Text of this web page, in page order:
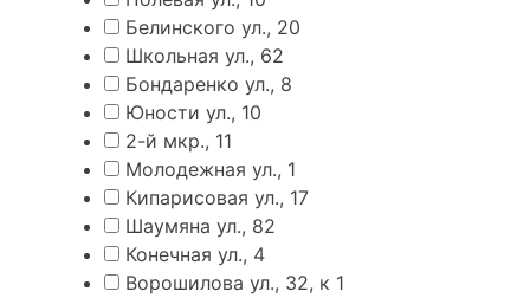
Белинского ул., 20
Школьная ул., 62
Бондаренко ул., 8
Юности ул., 10
2-й мкр., 11
Молодежная ул., 1
Кипарисовая ул., 17
Шаумяна ул., 82
Конечная ул., 4
Ворошилова ул., 32, к 1